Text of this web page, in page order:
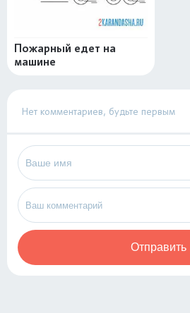
Пожарный едет на
машине
Нет комментариев, будьте первым
Отправить